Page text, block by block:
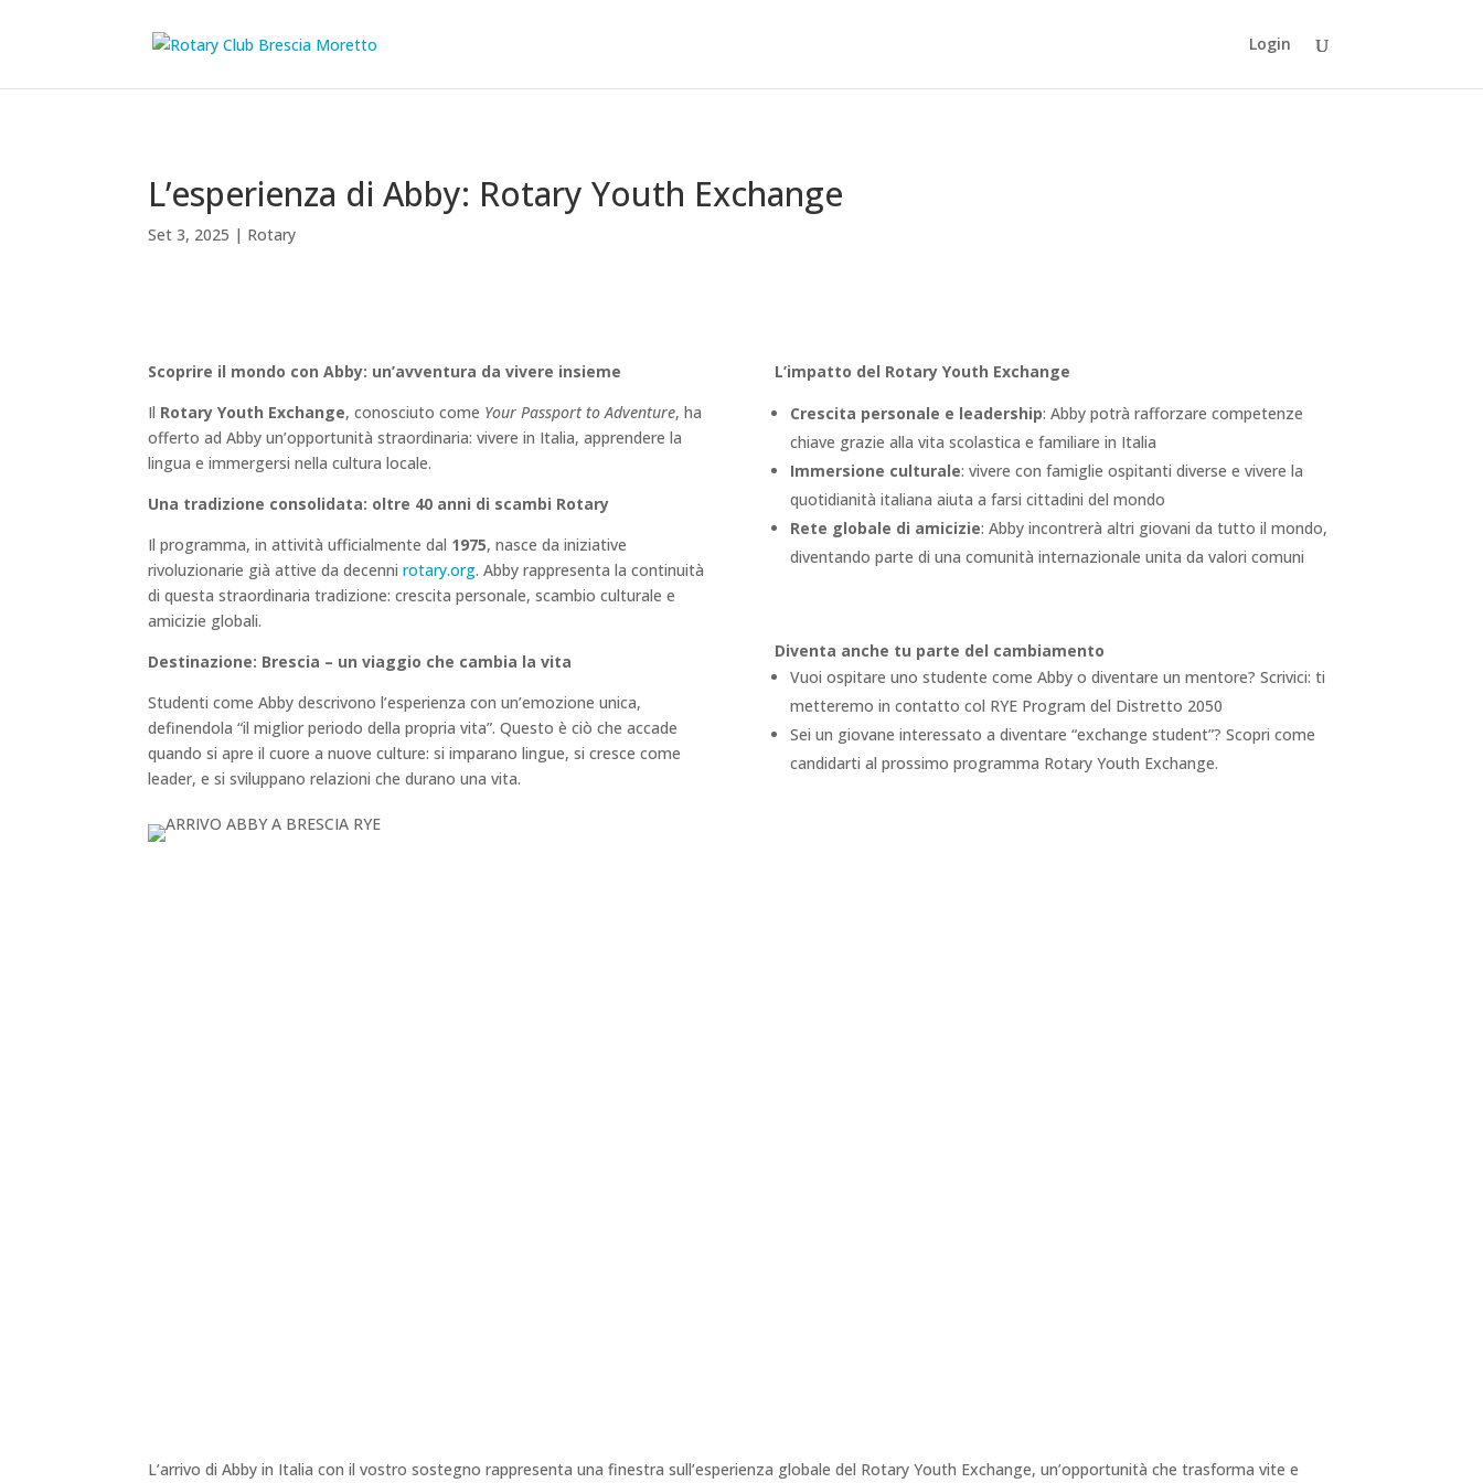
Login
L’esperienza di Abby: Rotary Youth Exchange
Set 3, 2025 | Rotary
Scoprire il mondo con Abby: un’avventura da vivere insieme
Il Rotary Youth Exchange, conosciuto come Your Passport to Adventure, ha
offerto ad Abby un’opportunità straordinaria: vivere in Italia, apprendere la
lingua e immergersi nella cultura locale.
Una tradizione consolidata: oltre 40 anni di scambi Rotary
Il programma, in attività ufficialmente dal 1975, nasce da iniziative
rivoluzionarie già attive da decennirotary.org. Abby rappresenta la continuità
di questa straordinaria tradizione: crescita personale, scambio culturale e
amicizie globali.
Destinazione: Brescia – un viaggio che cambia la vita
Studenti come Abby descrivono l’esperienza con un’emozione unica,
definendola “il miglior periodo della propria vita”. Questo è ciò che accade
quando si apre il cuore a nuove culture: si imparano lingue, si cresce come
leader, e si sviluppano relazioni che durano una vita.
L’impatto del Rotary Youth Exchange
Crescita personale e leadership: Abby potrà rafforzare competenze
chiave grazie alla vita scolastica e familiare in Italia
Immersione culturale: vivere con famiglie ospitanti diverse e vivere la
quotidianità italiana aiuta a farsi cittadini del mondo
Rete globale di amicizie: Abby incontrerà altri giovani da tutto il mondo,
diventando parte di una comunità internazionale unita da valori comuni
Diventa anche tu parte del cambiamento
Vuoi ospitare uno studente come Abby o diventare un mentore? Scrivici: ti
metteremo in contatto col RYE Program del Distretto 2050
Sei un giovane interessato a diventare “exchange student”? Scopri come
candidarti al prossimo programma Rotary Youth Exchange.
L’arrivo di Abby in Italia con il vostro sostegno rappresenta una finestra sull’esperienza globale del Rotary Youth Exchange, un’opportunità che trasforma vite e